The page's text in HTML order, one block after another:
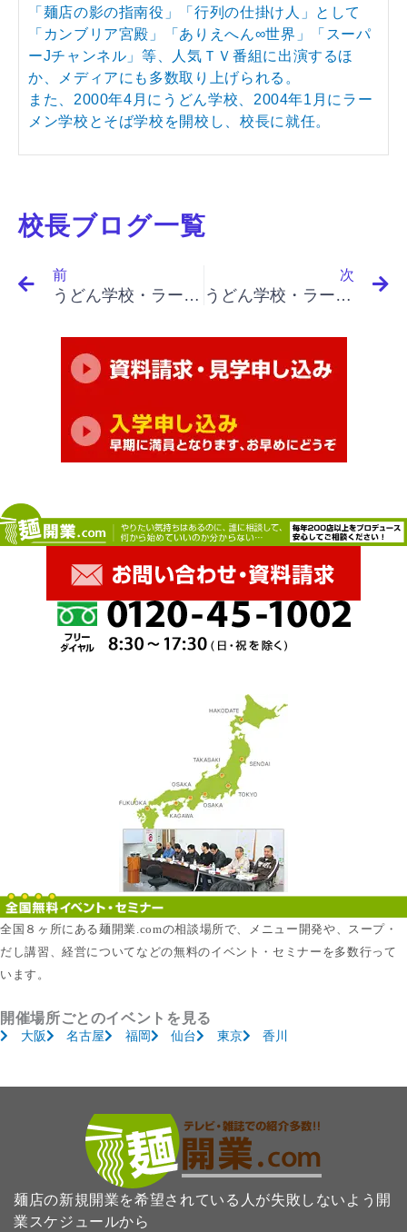
「麺店の影の指南役」「行列の仕掛け人」として
「カンブリア宮殿」「ありえへん∞世界」「スーパ
ーJチャンネル」等、人気ＴＶ番組に出演するほ
か、メディアにも多数取り上げられる。
また、2000年4月にうどん学校、2004年1月にラー
メン学校とそば学校を開校し、校長に就任。
校長ブログ一覧
前
うどん学校・ラーメン学校・そば学校・パスタ学校で開業&成果アップ｜「イノベーションと起業家精神（最終）」「特有のリスク、新産業の開放期と整理期」
次
うどん学校・ラーメン学校・そば学校・パスタ学校で開業&成果アップ｜「イノベーションと起業家精神（最終）」「整理期、ハイテクのリスクと魅力」
全国８ヶ所にある麺開業.comの相談場所で、メニュー開発や、スープ・
だし講習、経営についてなどの無料のイベント・セミナーを多数行って
います。
開催場所ごとのイベントを見る
大阪 名古屋 福岡 仙台 東京 香川
麺店の新規開業を希望されている人が失敗しないよう開
業スケジュールから